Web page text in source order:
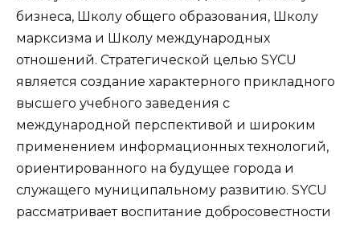
бизнеса, Школу общего образования, Школу
марксизма и Школу международных
отношений. Стратегической целью SYCU
является создание характерного прикладного
высшего учебного заведения с
международной перспективой и широким
применением информационных технологий,
ориентированного на будущее города и
служащего муниципальному развитию. SYCU
рассматривает воспитание добросовестности